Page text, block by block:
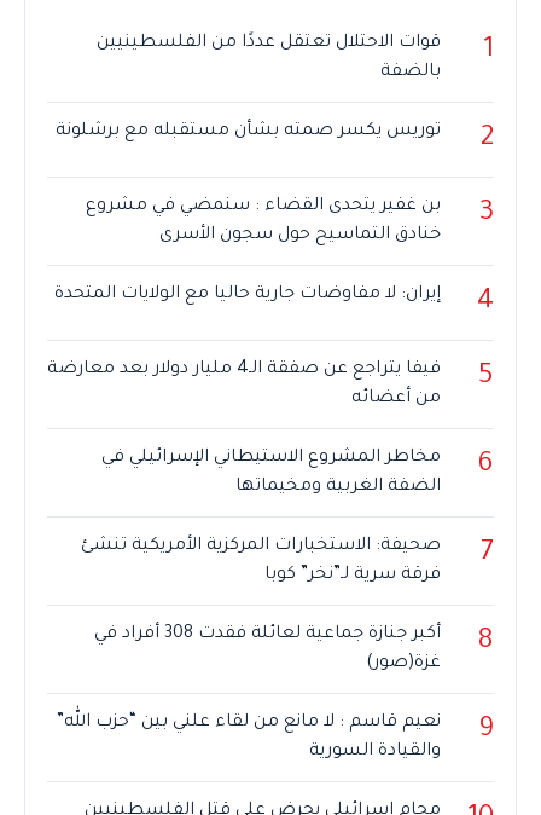
1
قوات الاحتلال تعتقل عددًا من الفلسطينيين
بالضفة
2 توريس يكسر صمته بشأن مستقبله مع برشلونة
3
بن غفير يتحدى القضاء : سنمضي في مشروع
خنادق التماسيح حول سجون الأسرى
4 إيران: لا مفاوضات جارية حاليا مع الولايات المتحدة
5
فيفا يتراجع عن صفقة الـ4 مليار دولار بعد معارضة
من أعضائه
6
مخاطر المشروع الاستيطاني الإسرائيلي في
الضفة الغربية ومخيماتها
7
صحيفة: الاستخبارات المركزية الأمريكية تنشئ
فرقة سرية لـ”نخر” كوبا
8
أكبر جنازة جماعية لعائلة فقدت 308 أفراد في
غزة(صور)
9
نعيم قاسم : لا مانع من لقاء علني بين “حزب الله”
والقيادة السورية